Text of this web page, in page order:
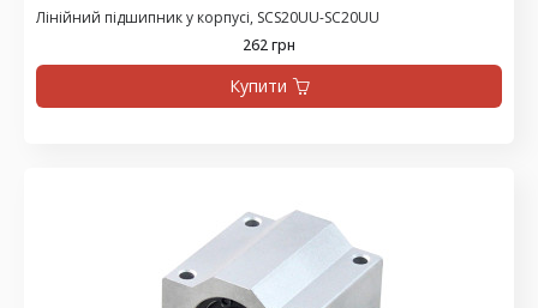
Лінійний підшипник у корпусі, SCS20UU-SC20UU
262 грн
Купити